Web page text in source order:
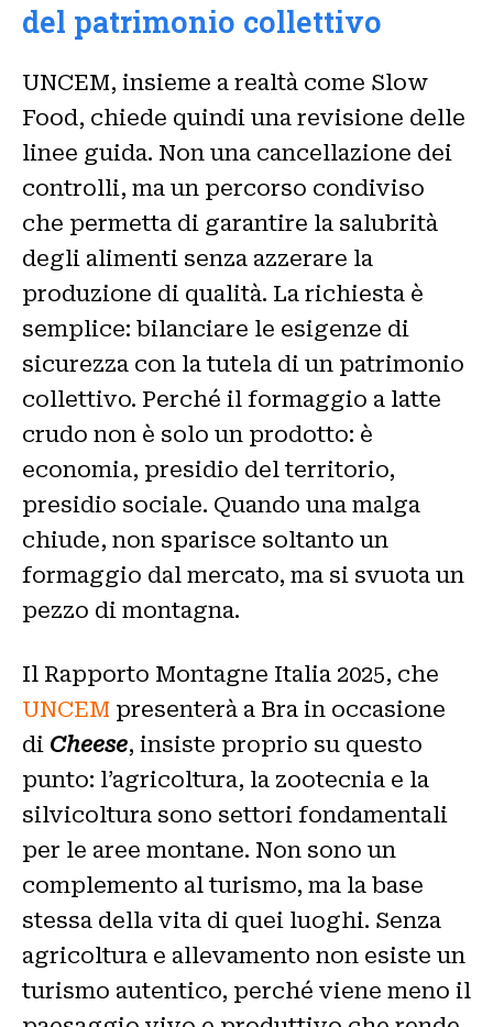
del patrimonio collettivo
UNCEM, insieme a realtà come Slow
Food, chiede quindi una revisione delle
linee guida. Non una cancellazione dei
controlli, ma un percorso condiviso
che permetta di garantire la salubrità
degli alimenti senza azzerare la
produzione di qualità. La richiesta è
semplice: bilanciare le esigenze di
sicurezza con la tutela di un patrimonio
collettivo. Perché il formaggio a latte
crudo non è solo un prodotto: è
economia, presidio del territorio,
presidio sociale. Quando una malga
chiude, non sparisce soltanto un
formaggio dal mercato, ma si svuota un
pezzo di montagna.
Il Rapporto Montagne Italia 2025, che
UNCEM presenterà a Bra in occasione
di Cheese, insiste proprio su questo
punto: l’agricoltura, la zootecnia e la
silvicoltura sono settori fondamentali
per le aree montane. Non sono un
complemento al turismo, ma la base
stessa della vita di quei luoghi. Senza
agricoltura e allevamento non esiste un
turismo autentico, perché viene meno il